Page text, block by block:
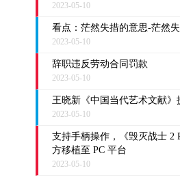
2023-05-10
看点：茫然失措的意思-茫然
2023-05-10
辞职违反劳动合同罚款
2023-05-10
王晓新《中国当代艺术文献》
2023-05-10
支持手柄操作，《毁灭战士 2
方移植至 PC 平台
2023-05-10